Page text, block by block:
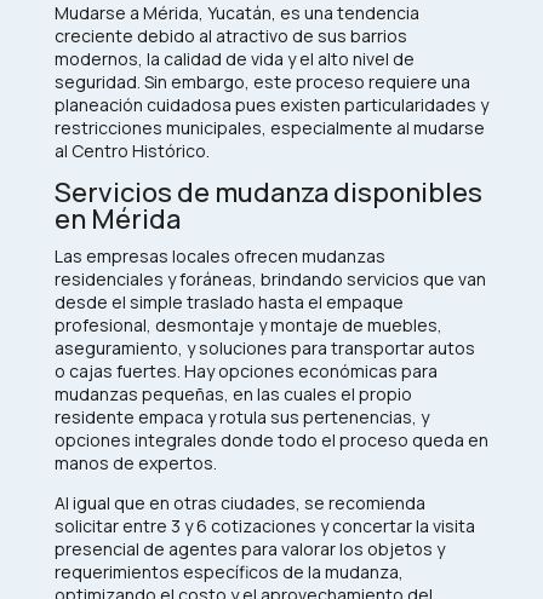
Mudarse a Mérida, Yucatán, es una tendencia
creciente debido al atractivo de sus barrios
modernos, la calidad de vida y el alto nivel de
seguridad. Sin embargo, este proceso requiere una
planeación cuidadosa pues existen particularidades y
restricciones municipales, especialmente al mudarse
al Centro Histórico.
Servicios de mudanza disponibles
en Mérida
Las empresas locales ofrecen mudanzas
residenciales y foráneas, brindando servicios que van
desde el simple traslado hasta el empaque
profesional, desmontaje y montaje de muebles,
aseguramiento, y soluciones para transportar autos
o cajas fuertes. Hay opciones económicas para
mudanzas pequeñas, en las cuales el propio
residente empaca y rotula sus pertenencias, y
opciones integrales donde todo el proceso queda en
manos de expertos.​
Al igual que en otras ciudades, se recomienda
solicitar entre 3 y 6 cotizaciones y concertar la visita
presencial de agentes para valorar los objetos y
requerimientos específicos de la mudanza,